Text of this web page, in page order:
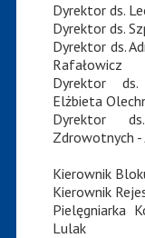
Dyrektor ds.
Dyrektor ds.
Dyrektor ds.
Rafałowicz
Dyrektor ds.
Elżbieta
Dyrektor
Zdrowotnych -
Kierownik
Kierownik
Pielęgniarka
Lulak